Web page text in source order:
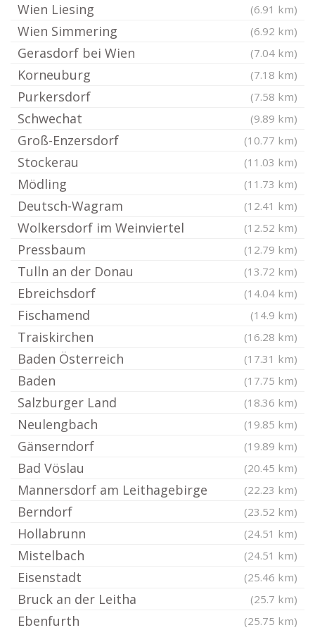
Wien Liesing (6.91 km)
Wien Simmering (6.92 km)
Gerasdorf bei Wien (7.04 km)
Korneuburg (7.18 km)
Purkersdorf (7.58 km)
Schwechat (9.89 km)
Groß-Enzersdorf (10.77 km)
Stockerau (11.03 km)
Mödling (11.73 km)
Deutsch-Wagram (12.41 km)
Wolkersdorf im Weinviertel (12.52 km)
Pressbaum (12.79 km)
Tulln an der Donau (13.72 km)
Ebreichsdorf (14.04 km)
Fischamend (14.9 km)
Traiskirchen (16.28 km)
Baden Österreich (17.31 km)
Baden (17.75 km)
Salzburger Land (18.36 km)
Neulengbach (19.85 km)
Gänserndorf (19.89 km)
Bad Vöslau (20.45 km)
Mannersdorf am Leithagebirge (22.23 km)
Berndorf (23.52 km)
Hollabrunn (24.51 km)
Mistelbach (24.51 km)
Eisenstadt (25.46 km)
Bruck an der Leitha (25.7 km)
Ebenfurth (25.75 km)